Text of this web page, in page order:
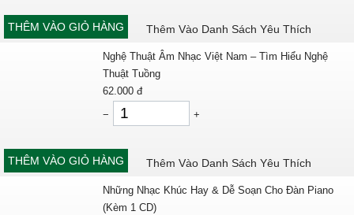
THÊM VÀO GIỎ HÀNG Thêm Vào Danh Sách Yêu Thích
Nghệ Thuật Âm Nhạc Việt Nam – Tìm Hiểu Nghệ
Thuật Tuồng
62.000 đ
−
+
THÊM VÀO GIỎ HÀNG Thêm Vào Danh Sách Yêu Thích
Những Nhạc Khúc Hay & Dễ Soạn Cho Đàn Piano
(Kèm 1 CD)